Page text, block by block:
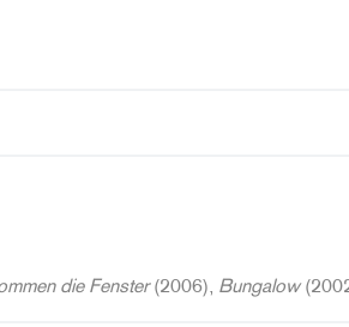
die Fenster(2006), Bungalow